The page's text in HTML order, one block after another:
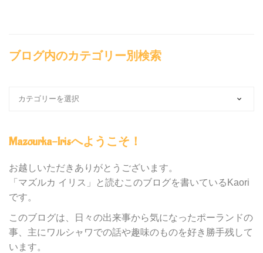
ブログ内のカテゴリー別検索
の
テ
ゴ
ー
別
検
索
Mazourka-Irisへようこそ！
お越しいただきありがとうございます。
「マズルカ イリス」と読むこのブログを書いているKaori
です。
このブログは、日々の出来事から気になったポーランドの
事、主にワルシャワでの話や趣味のものを好き勝手残して
います。